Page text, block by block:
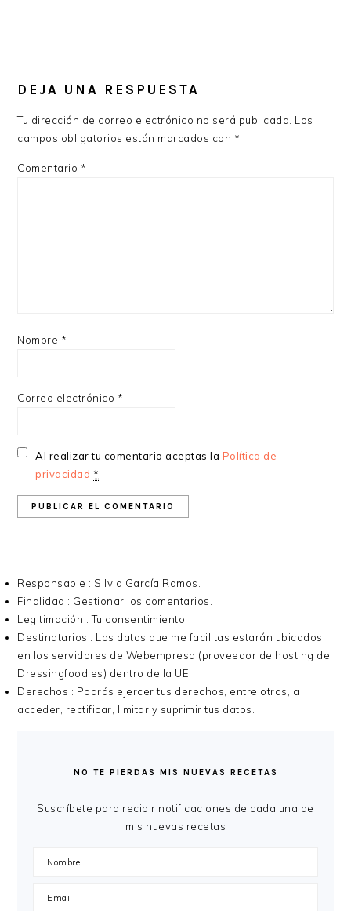
DEJA UNA RESPUESTA
Tu dirección de correo electrónico no será publicada. Los
campos obligatorios están marcados con *
Comentario *
Nombre *
Correo electrónico *
Al realizar tu comentario aceptas la Política de
privacidad *
Responsable : Silvia García Ramos.
Finalidad : Gestionar los comentarios.
Legitimación : Tu consentimiento.
Destinatarios : Los datos que me facilitas estarán ubicados
en los servidores de Webempresa (proveedor de hosting de
Dressingfood.es) dentro de la UE.
Derechos : Podrás ejercer tus derechos, entre otros, a
acceder, rectificar, limitar y suprimir tus datos.
PRINCIPALNO TE PIERDAS MIS NUEVAS RECETAS
Suscríbete para recibir notificaciones de cada una de
mis nuevas recetas